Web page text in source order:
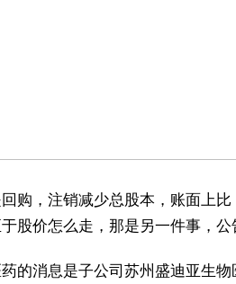
回购，注销减少总股本，账面上
股价怎么走，那是另一件事，公
的消息是子公司苏州盛迪亚生